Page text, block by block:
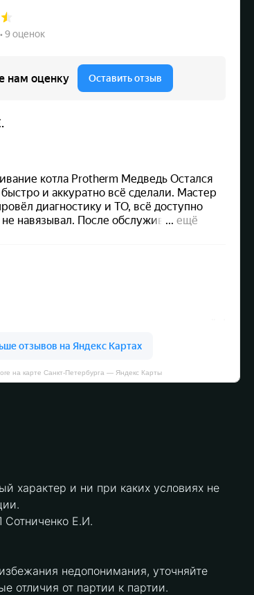
на карте Санкт‑Петербурга — Яндекс Карты
характер и ни при каких условиях не
Сотниченко Е.И.
недопонимания, уточняйте
отличия от партии к партии.